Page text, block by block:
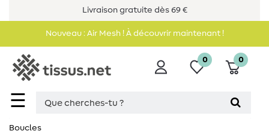
Livraison gratuite dès 69 €
Nouveau : Air Mesh ! À découvrir maintenant !
☰
0 0
Boucles